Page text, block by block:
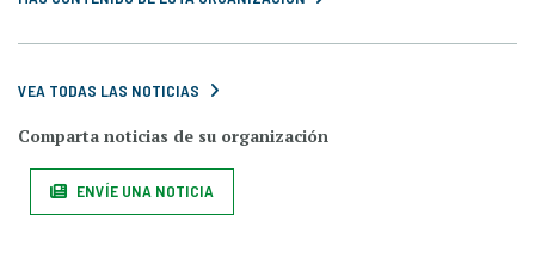
VEA TODAS LAS NOTICIAS
Comparta noticias de su organización
ENVÍE UNA NOTICIA